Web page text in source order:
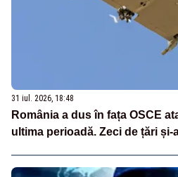
31 iul. 2026, 18:48
România a dus în fața OSCE
ultima perioadă. Zeci de țări și-